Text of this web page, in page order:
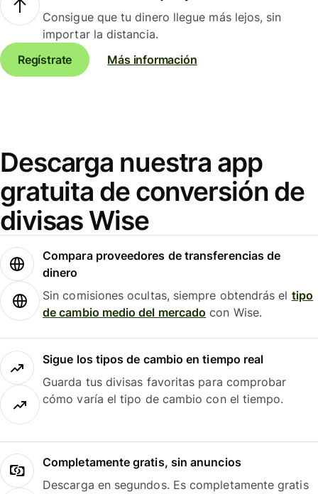
Consigue que tu dinero llegue más lejos, sin
importar la distancia.
Regístrate
Más información
Descarga nuestra app
gratuita de conversión de
divisas Wise
Compara proveedores de transferencias de
dinero
Sin comisiones ocultas, siempre obtendrás el tipo
de cambio medio del mercado con Wise.
Sigue los tipos de cambio en tiempo real
Guarda tus divisas favoritas para comprobar
cómo varía el tipo de cambio con el tiempo.
Completamente gratis, sin anuncios
Descarga en segundos. Es completamente gratis